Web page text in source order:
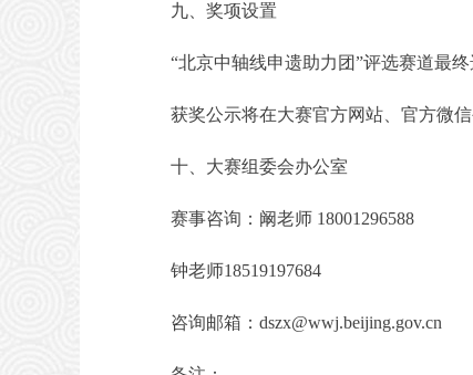
九、奖项设置
“北京中轴线申遗助力团”评选赛道最终
获奖公示将在大赛官方网站、官方微信
十、大赛组委会办公室
赛事咨询：阚老师 18001296588
钟老师18519197684
咨询邮箱：dszx@wwj.beijing.gov.cn